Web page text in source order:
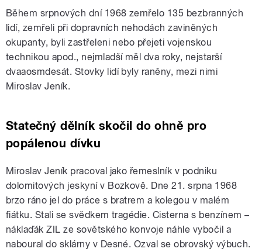
Během srpnových dní 1968 zemřelo 135 bezbranných
lidí, zemřeli při dopravních nehodách zaviněných
okupanty, byli zastřeleni nebo přejeti vojenskou
technikou apod., nejmladší měl dva roky, nejstarší
dvaaosmdesát. Stovky lidí byly raněny, mezi nimi
Miroslav Jeník.
Statečný dělník skočil do ohně pro
popálenou dívku
Miroslav Jeník pracoval jako řemeslník v podniku
dolomitových jeskyní v Bozkově. Dne 21. srpna 1968
brzo ráno jel do práce s bratrem a kolegou v malém
fiátku. Stali se svědkem tragédie. Cisterna s benzínem –
náklaďák ZIL ze sovětského konvoje náhle vybočil a
naboural do sklárny v Desné. Ozval se obrovský výbuch.